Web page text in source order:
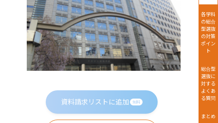
資料請求リストに追加 無料
各学科
の総合
型選抜
の対策
ポイン
ト
総合型
選抜に
対する
よくあ
る質問
まとめ